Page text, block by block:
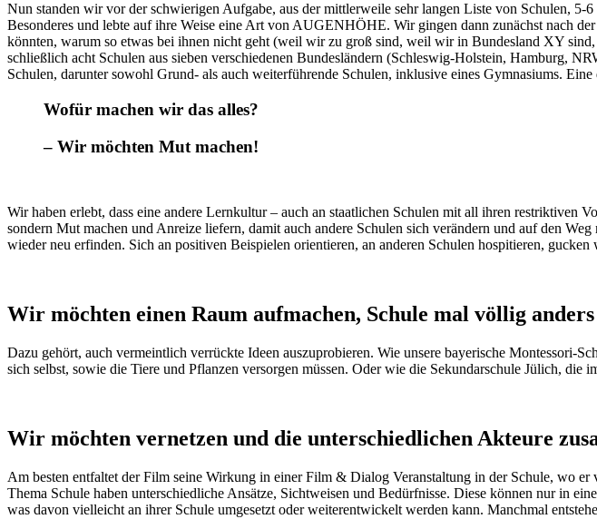
Nun standen wir vor der schwierigen Aufgabe, aus der mittlerweile sehr langen Liste von Schulen,
Besonderes und lebte auf ihre Weise eine Art von AUGENHÖHE. Wir gingen dann zunächst nach
könnten, warum so etwas bei ihnen nicht geht (weil wir zu groß sind, weil wir in Bundesland XY
schließlich acht Schulen aus sieben verschiedenen Bundesländern (Schleswig-Holstein, Hamburg,
Schulen, darunter sowohl Grund- als auch weiterführende Schulen, inklusive eines Gymnasiums.
Wofür machen wir das alles?
– Wir möchten Mut machen!
Wir haben erlebt, dass eine andere Lernkultur – auch an staatlichen Schulen mit all ihren
sondern Mut machen und Anreize liefern, damit auch andere Schulen sich verändern und auf den
wieder neu erfinden. Sich an positiven Beispielen orientieren, an anderen Schulen hospitieren, gucken
Wir möchten einen Raum aufmachen, Schule mal völlig
Dazu gehört, auch vermeintlich verrückte Ideen auszuprobieren. Wie unsere bayerische Montessori-
sich selbst, sowie die Tiere und Pflanzen versorgen müssen. Oder wie die Sekundarschule Jülich, die
Wir möchten vernetzen und die unterschiedlichen Akteure
Am besten entfaltet der Film seine Wirkung in einer Film & Dialog Veranstaltung in der Schule, wo
Thema Schule haben unterschiedliche Ansätze, Sichtweisen und Bedürfnisse. Diese können nur in
was davon vielleicht an ihrer Schule umgesetzt oder weiterentwickelt werden kann. Manchmal